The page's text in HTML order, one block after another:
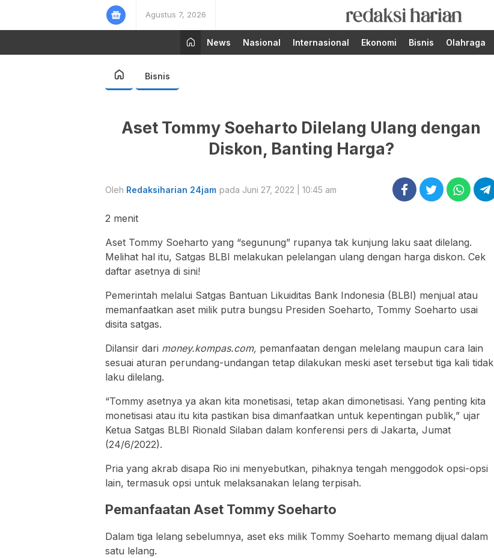
Agustus 7, 2026
RedaksiHarian.com
Berita Terupdate dari
Redaksi Harian!
News
Nasional Internasional Ekonomi Bisnis Olahraga
Bisnis
Aset Tommy Soeharto Dilelang Ulang dengan
Diskon, Banting Harga?
Oleh Redaksiharian 24jam pada Juni 27, 2022 | 10:45 am
2 menit
Aset Tommy Soeharto yang “segunung” rupanya tak kunjung laku saat dilelang.
Melihat hal itu, Satgas BLBI melakukan pelelangan ulang dengan harga diskon. Cek
daftar asetnya di sini!
Pemerintah melalui Satgas Bantuan Likuiditas Bank Indonesia (BLBI) menjual atau
memanfaatkan aset milik putra bungsu Presiden Soeharto, Tommy Soeharto usai
disita satgas.
Dilansir dari money.kompas.com, pemanfaatan dengan melelang maupun cara lain
sesuai aturan perundang-undangan tetap dilakukan meski aset tersebut tiga kali tidak
laku dilelang.
“Tommy asetnya ya akan kita monetisasi, tetap akan dimonetisasi. Yang penting kita
monetisasi atau itu kita pastikan bisa dimanfaatkan untuk kepentingan publik,” ujar
Ketua Satgas BLBI Rionald Silaban dalam konferensi pers di Jakarta, Jumat
(24/6/2022).
Pria yang akrab disapa Rio ini menyebutkan, pihaknya tengah menggodok opsi-opsi
lain, termasuk opsi untuk melaksanakan lelang terpisah.
Pemanfaatan Aset Tommy Soeharto
Dalam tiga lelang sebelumnya, aset eks milik Tommy Soeharto memang dijual dalam
satu lelang.